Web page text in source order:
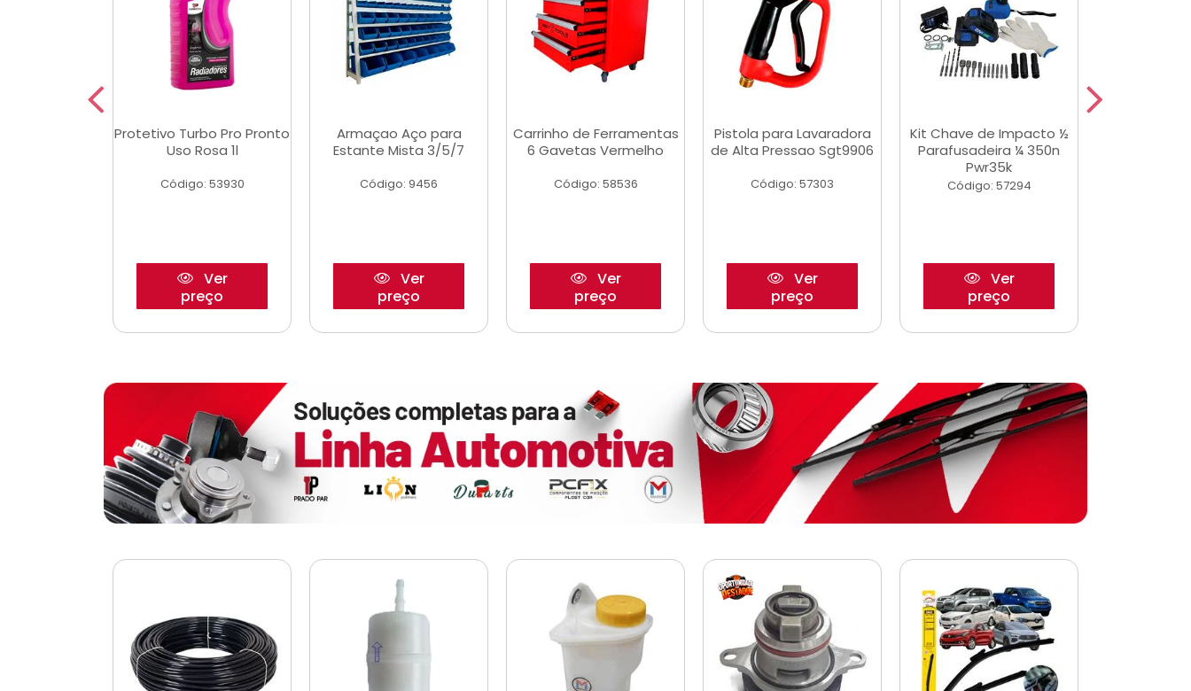
Protetivo Turbo Pro Pronto
Uso Rosa 1l
Código: 53930
Ver
preço
Armaçao Aço para
Estante Mista 3/5/7
Código: 9456
Ver
preço
Carrinho de Ferramentas
6 Gavetas Vermelho
Código: 58536
Ver
preço
Pistola para Lavaradora
de Alta Pressao Sgt9906
Código: 57303
Ver
preço
Kit Chave de Impacto ½
Parafusadeira ¼ 350n
Pwr35k
Código: 57294
Ver
preço